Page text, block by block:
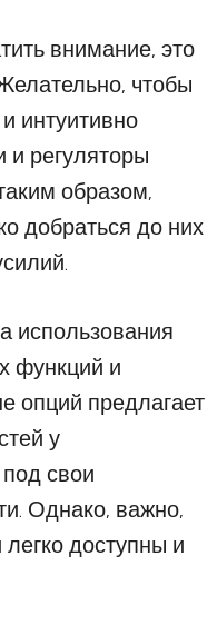
внимание, это
чтобы
интуитивно
и регуляторы
образом,
добраться до них
использования
функций и
опций предлагает
у
свои
Однако, важно,
доступны и